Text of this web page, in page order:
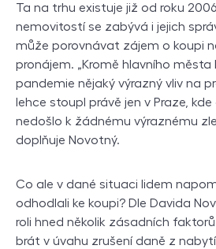
Ta na trhu existuje již od roku
nemovitostí se zabývá i jejich
může porovnávat zájem o koupi
pronájem. „Kromě hlavního města
pandemie nějaký výrazný vliv na
lehce stoupl právě jen v Praze,
nedošlo k žádnému výraznému
doplňuje Novotný.
Co ale v dané situaci lidem
odhodlali ke koupi? Dle Davida
roli hned několik zásadních
brát v úvahu zrušení daně z